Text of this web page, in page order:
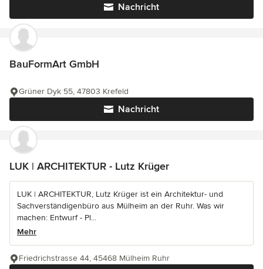
Nachricht
BauFormArt GmbH
Nachricht
Grüner Dyk 55, 47803 Krefeld
LUK | ARCHITEKTUR - Lutz Krüger
LUK | ARCHITEKTUR, Lutz Krüger ist ein Architektur- und
Sachverständigenbüro aus Mülheim an der Ruhr. Was wir
machen: Entwurf - Pl...
Mehr
Friedrichstrasse 44, 45468 Mülheim Ruhr